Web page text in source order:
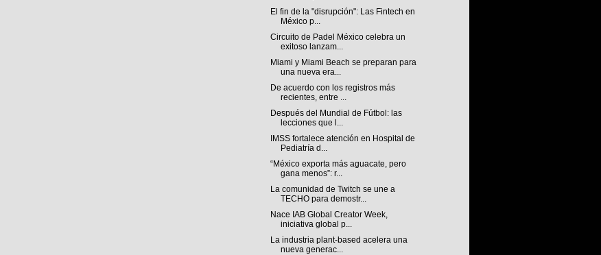
El fin de la "disrupción": Las Fintech en
México p...
Circuito de Padel México celebra un
exitoso lanzam...
Miami y Miami Beach se preparan para
una nueva era...
De acuerdo con los registros más
recientes, entre ...
Después del Mundial de Fútbol: las
lecciones que l...
IMSS fortalece atención en Hospital de
Pediatría d...
“México exporta más aguacate, pero
gana menos”: r...
La comunidad de Twitch se une a
TECHO para demostr...
Nace IAB Global Creator Week,
iniciativa global p...
La industria plant-based acelera una
nueva generac...